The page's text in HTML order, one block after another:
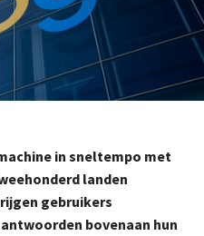
in sneltempo met
landen
gebruikers
bovenaan hun